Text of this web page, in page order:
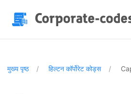
मुख्य पृष्ठ हिल्टन कॉर्पोरेट कोड्स